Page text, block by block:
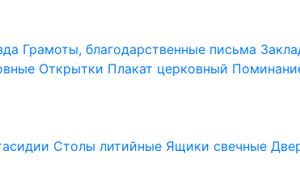
Грамоты, благодарственные письма
Открытки Плакат церковный
Столы литийные Ящики свечные